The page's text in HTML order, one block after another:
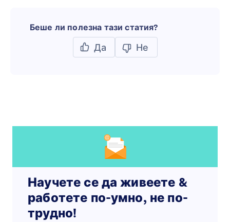
Беше ли полезна тази статия?
Да Не
Научете се да живеете &
работете по-умно, не по-
трудно!